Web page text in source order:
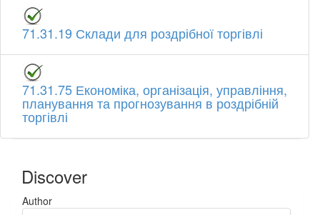
71.31.19 Склади для роздрібної торгівлі
71.31.75 Економіка, організація, управління,
планування та прогнозування в роздрібній
торгівлі
Discover
Author